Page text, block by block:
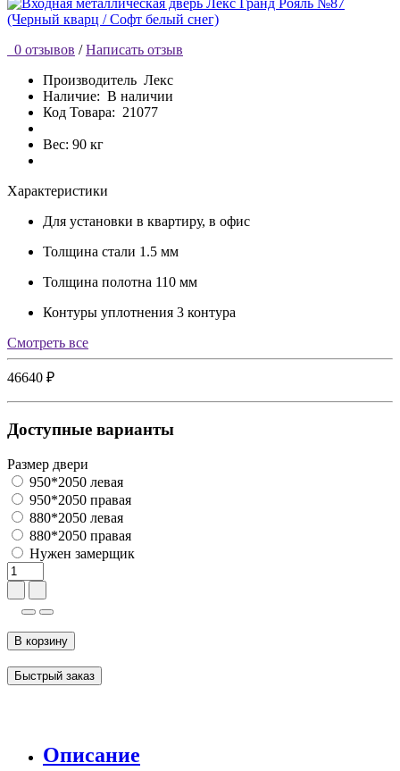
0 отзывов / Написать отзыв
Производитель Лекс
Наличие: В наличии
Код Товара: 21077
Вес: 90 кг
Характеристики
Для установки в квартиру, в офис
Толщина стали 1.5 мм
Толщина полотна 110 мм
Контуры уплотнения 3 контура
Cмотреть все
46640 ₽
Доступные варианты
Размер двери
950*2050 левая
950*2050 правая
880*2050 левая
880*2050 правая
Нужен замерщик
В корзину
Быстрый заказ
Описание